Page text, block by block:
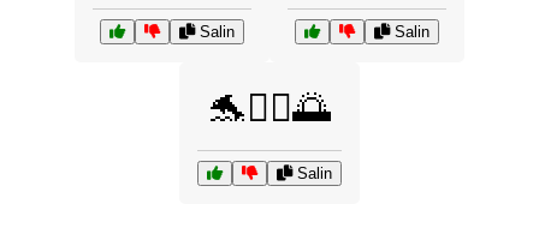
Salin Salin
🐬🏄‍♂️🌅
Salin